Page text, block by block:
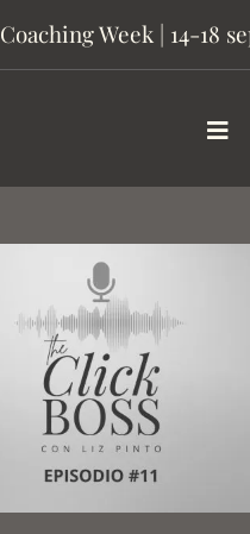
Coaching Week | 14-18